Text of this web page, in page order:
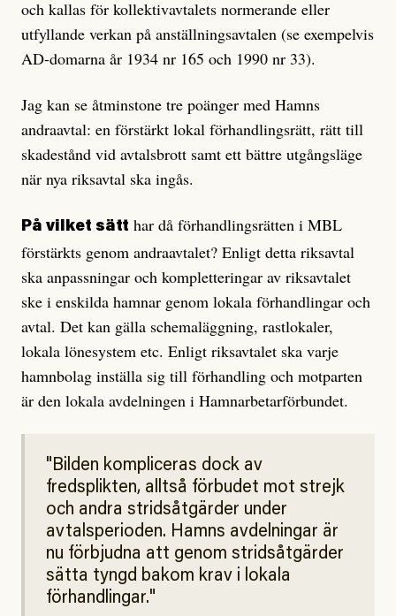
och kallas för kollektivavtalets normerande eller
utfyllande verkan på anställningsavtalen (se exempelvis
AD-domarna år 1934 nr 165 och 1990 nr 33).
Jag kan se åtminstone tre poänger med Hamns
andraavtal: en förstärkt lokal förhandlingsrätt, rätt till
skadestånd vid avtalsbrott samt ett bättre utgångsläge
när nya riksavtal ska ingås.
På vilket sätt har då förhandlingsrätten i MBL
förstärkts genom andraavtalet? Enligt detta riksavtal
ska anpassningar och kompletteringar av riksavtalet
ske i enskilda hamnar genom lokala förhandlingar och
avtal. Det kan gälla schemaläggning, rastlokaler,
lokala lönesystem etc. Enligt riksavtalet ska varje
hamnbolag inställa sig till förhandling och motparten
är den lokala avdelningen i Hamnarbetarförbundet.
Bilden kompliceras dock av
fredsplikten, alltså förbudet mot strejk
och andra stridsåtgärder under
avtalsperioden. Hamns avdelningar är
nu förbjudna att genom stridsåtgärder
sätta tyngd bakom krav i lokala
förhandlingar.